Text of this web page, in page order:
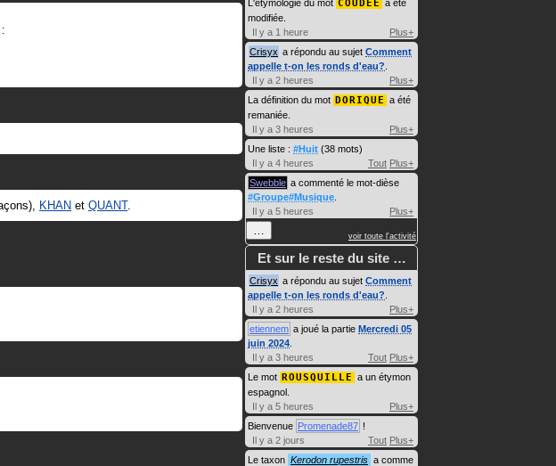
KHAN et QUANT.
L'étymologie du mot COUDÉE a été
modifiée.
Il y a 1 heure
Plus+
Crisyx a répondu au sujet Comment
appelle t-on les ronds d'eau?
Il y a 2 heures
Plus+
La définition du mot DORIQUE a été
remaniée.
Il y a 3 heures
Plus+
Une liste : #Huit (38 mots)
Il y a 4 heures
Tout Plus+
Swebble a commenté le mot-dièse
#Groupe#Musique
Il y a 5 heures
Plus+
… voir toute l'activité
Et sur le reste du site …
Crisyx a répondu au sujet Comment
appelle t-on les ronds d'eau?
Il y a 2 heures
Plus+
etiennem a joué la partie Mercredi 05
juin 2024
Il y a 3 heures
Tout Plus+
Le mot ROUSQUILLE a un étymon
espagnol.
Il y a 5 heures
Plus+
Bienvenue Promenade87 !
Il y a 2 jours
Tout Plus+
Le taxon Kerodon rupestris a comme